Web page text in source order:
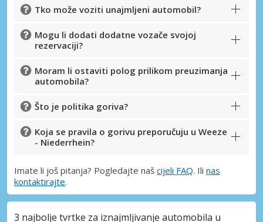
Tko može voziti unajmljeni automobil?
Mogu li dodati dodatne vozače svojoj
rezervaciji?
Moram li ostaviti polog prilikom preuzimanja
automobila?
Što je politika goriva?
Koja se pravila o gorivu preporučuju u Weeze
- Niederrhein?
Imate li još pitanja? Pogledajte naš cijeli FAQ. Ili nas
kontaktirajte.
3 najbolje tvrtke za iznajmljivanje automobila u